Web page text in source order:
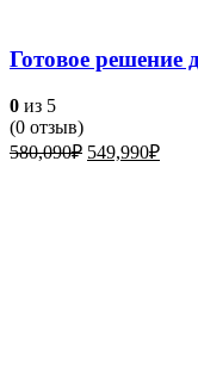
Готовое решение
0 из 5
(0 отзыв)
580,090₽ 549,990₽